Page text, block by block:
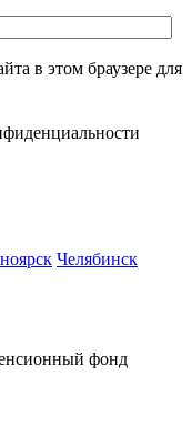
в этом браузере для
Челябинск
фонд